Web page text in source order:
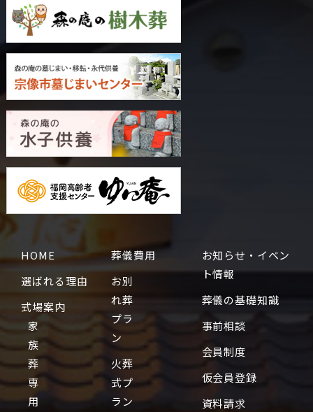
HOME
選ばれる理由
式場案内
家
族
葬
専
用
葬儀費用
お別
れ葬
プラ
ン
火葬
式プ
ラン
お知らせ・イベン
ト情報
葬儀の基礎知識
事前相談
会員制度
仮会員登録
資料請求